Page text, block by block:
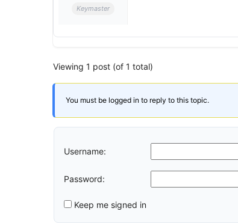
Keymaster
Viewing 1 post (of 1 total)
You must be logged in to reply to this topic.
Username:
Password:
Keep me signed in